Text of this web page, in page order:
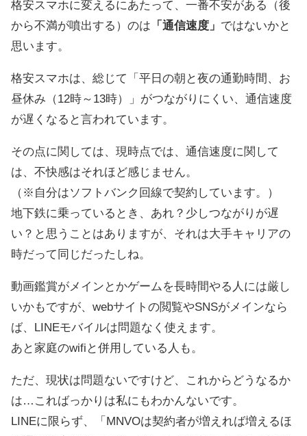
格安スマホに変えるにあたって、一番不安がある（後
から不満が噴出する）のは 「通信速度」 ではないかと
思います。
格安スマホは、総じて「平日の朝と夜の通勤時間、お
昼休み（12時～13時）」がつながりにくい、通信速度
が遅くなると言われています。
その点に関しては、現時点では、通信速度に関して
は、不快感はそれほど感じません。
（※自分はソフトバンク回線で契約しています。）
地下鉄に乗っているとき、あれ？少しつながりが遅
い？と思うことはありますが、それは大手キャリアの
時だって同じだったしね。
動画鑑賞がメインとかゲームを長時間やる人には厳し
いかもですが、webサイトの閲覧やSNSがメインなら
ば、LINEモバイルは問題なく使えます。
あと家庭のwifiと併用している人も。
ただ、現状は問題ないですけど、これからどうなるか
は…こればっかりは私にもわかんないです。
LINEに限らず、「MNVOは契約者が増えれば増えるほ